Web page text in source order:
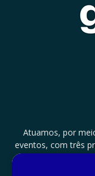
Atuamos, por
eventos, com três
licenciamento e
documentar,